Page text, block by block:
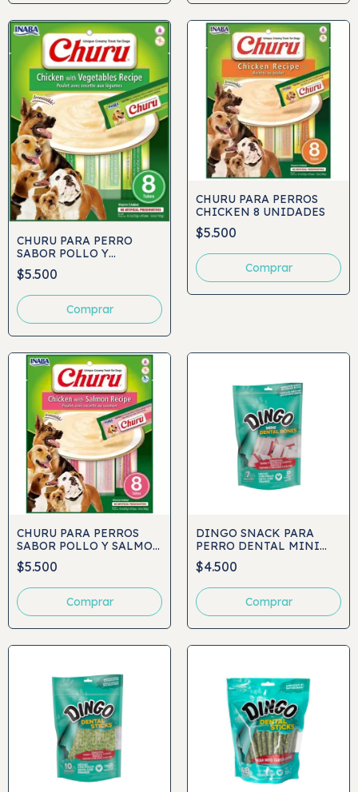
CHURU PARA PERRO
SABOR POLLO Y
VEGETALES 8 UNIDADES
$5.500
CHURU PARA PERROS
CHICKEN 8 UNIDADES
$5.500
CHURU PARA PERROS
SABOR POLLO Y SALMON
8 UNIDADES
$5.500
DINGO SNACK PARA
PERRO DENTAL MINI
BONES 7UND
$4.500